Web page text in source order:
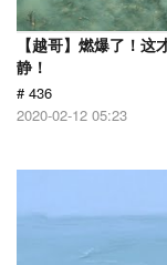
【越哥】燃爆了！
静！
# 436
2020-02-12 05:23